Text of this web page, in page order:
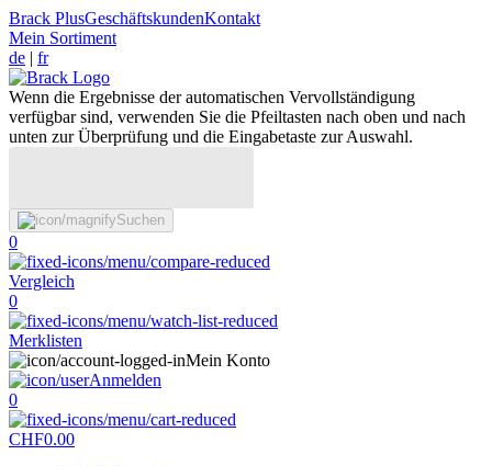
Brack PlusGeschäftskundenKontakt
Mein Sortiment
de | fr
Wenn die Ergebnisse der automatischen Vervollständigung
verfügbar sind, verwenden Sie die Pfeiltasten nach oben und nach
unten zur Überprüfung und die Eingabetaste zur Auswahl.
Suchen
0
Vergleich
0
Merklisten
Mein Konto
Anmelden
0
CHF0.00